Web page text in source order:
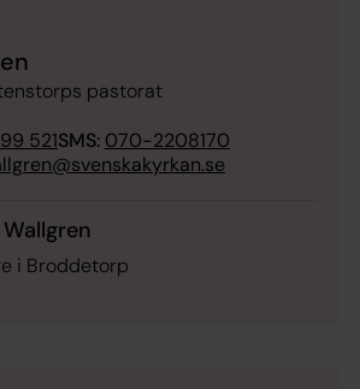
pastorat
521SMS: 070-2208170
i Broddetorp